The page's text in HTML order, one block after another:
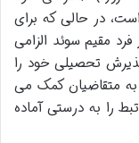
است، در حالی که برای
مقیم سوئد الزامی
تحصیلی خود را
به متقاضیان کمک می
را به درستی آماده